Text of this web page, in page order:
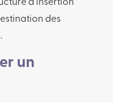
des
un